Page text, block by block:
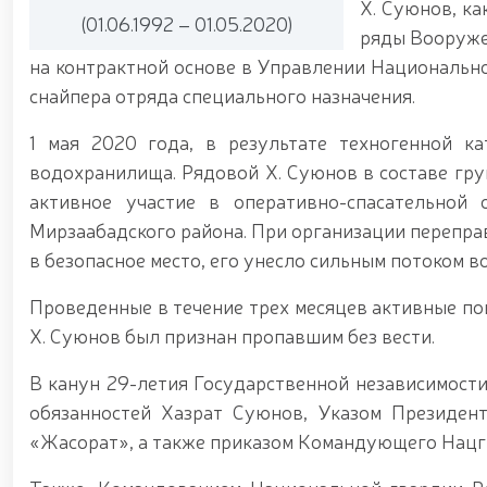
«Жасорат» / / В Национальной гвардии прошло
Дню защитников Родины / / Праздничное
защитников Родины / / В связи с 34-й
гвардейцы возложили цветы к подножию
память о боевых товарищах, героически
награждении группы военнослужащих и
Республики Узбекистан и Днём защитников
Президент Шавкат Мирзиёев ознакомился с
Ташкента / / Ташкент, формирующийся как
стандартам современных мировых
гвардейцами задержано лицо, незаконно
несертифицированные пиротехнические
процесс отбора кандидатов, изъявивших
поставленных главой государства по
Национальной гвардией Р. Джураева
военнослужащие Управления Национальной
сотрудников правоохранительных органов / /
общественной безопасности Национальной
на тему «Использование беспилотных
Национальной гвардии прошел
в системе охраны объектов» / / Общественный
(01.06.1992 – 01.05.2020)
Х. Суюнов,
ряды
на контрактной основе в Управлении
снайпера отряда специального назначения.
1 мая 2020 года, в результате техногенной
водохранилища. Рядовой Х. Суюнов в составе
активное участие в оперативно-
Мирзаабадского района. При организации
в безопасное место, его унесло сильным потоком
Проведенные в течение трех месяцев активные
Х. Суюнов был признан пропавшим без вести.
В канун 29-летия Государственной
обязанностей Хазрат Суюнов, Указом
«Жасорат», а также приказом Командующего